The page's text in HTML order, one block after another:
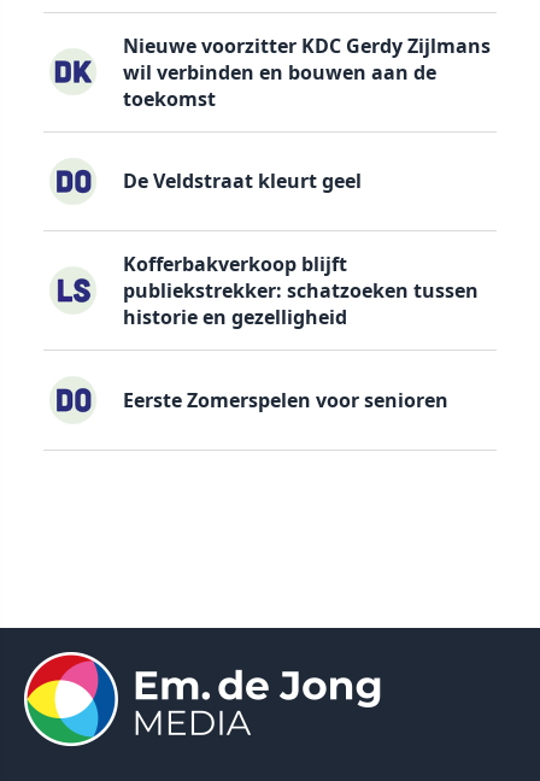
Nieuwe voorzitter KDC Gerdy Zijlmans
wil verbinden en bouwen aan de
toekomst
De Veldstraat kleurt geel
Kofferbakverkoop blijft
publiekstrekker: schatzoeken tussen
historie en gezelligheid
Eerste Zomerspelen voor senioren